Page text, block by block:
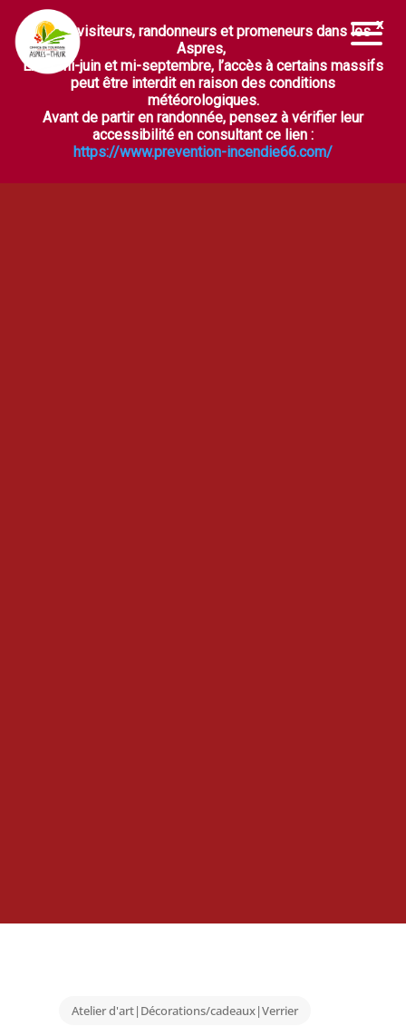
Ouvrir la barre d’outils
Atelier d'art|Décorations/cadeaux|Verrier
Chers visiteurs, randonneurs et promeneurs dans les
Aspres,
Entre mi-juin et mi-septembre, l’accès à certains massifs
peut être interdit en raison des conditions
météorologiques.
Avant de partir en randonnée, pensez à vérifier leur
accessibilité en consultant ce lien :
https://www.prevention-incendie66.com/